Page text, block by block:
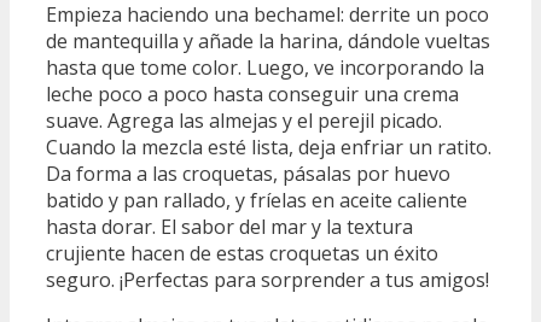
Empieza haciendo una bechamel: derrite un poco
de mantequilla y añade la harina, dándole vueltas
hasta que tome color. Luego, ve incorporando la
leche poco a poco hasta conseguir una crema
suave. Agrega las almejas y el perejil picado.
Cuando la mezcla esté lista, deja enfriar un ratito.
Da forma a las croquetas, pásalas por huevo
batido y pan rallado, y fríelas en aceite caliente
hasta dorar. El sabor del mar y la textura
crujiente hacen de estas croquetas un éxito
seguro. ¡Perfectas para sorprender a tus amigos!